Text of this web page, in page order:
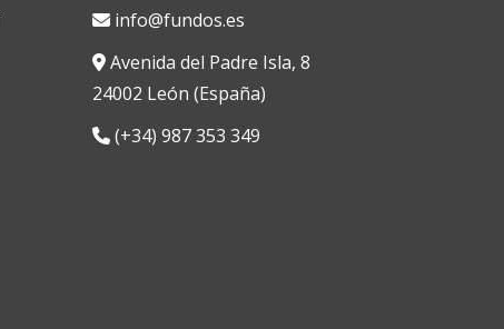
info@fundos.es
Avenida del Padre Isla, 8
24002 León (España)
(+34) 987 353 349